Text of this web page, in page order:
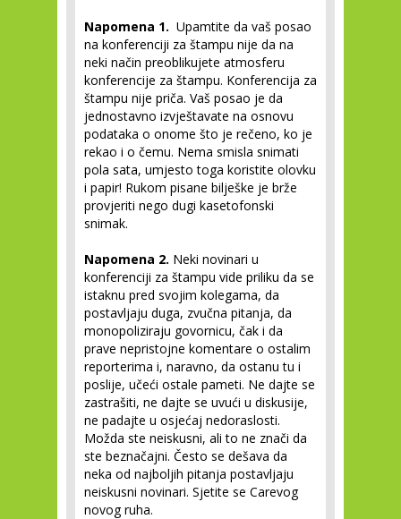
Napomena 1. Upamtite da vaš posao
na konferenciji za štampu nije da na
neki način preoblikujete atmosferu
konferencije za štampu. Konferencija za
štampu nije priča. Vaš posao je da
jednostavno izvještavate na osnovu
podataka o onome što je rečeno, ko je
rekao i o čemu. Nema smisla snimati
pola sata, umjesto toga koristite olovku
i papir! Rukom pisane bilješke je brže
provjeriti nego dugi kasetofonski
snimak.
Napomena 2. Neki novinari u
konferenciji za štampu vide priliku da se
istaknu pred svojim kolegama, da
postavljaju duga, zvučna pitanja, da
monopoliziraju govornicu, čak i da
prave nepristojne komentare o ostalim
reporterima i, naravno, da ostanu tu i
poslije, učeći ostale pameti. Ne dajte se
zastrašiti, ne dajte se uvući u diskusije,
ne padajte u osjećaj nedoraslosti.
Možda ste neiskusni, ali to ne znači da
ste beznačajni. Često se dešava da
neka od najboljih pitanja postavljaju
neiskusni novinari. Sjetite se Carevog
novog ruha.